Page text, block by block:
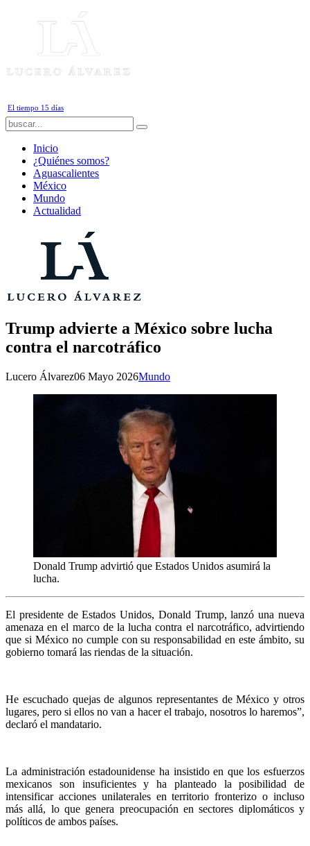
El tiempo 15 días
Inicio
¿Quiénes somos?
Aguascalientes
México
Mundo
Actualidad
Trump advierte a México sobre lucha
contra el narcotráfico
Lucero Álvarez06 Mayo 2026Mundo
Donald Trump advirtió que Estados Unidos asumirá la
lucha.
El presidente de Estados Unidos, Donald Trump, lanzó una nueva
amenaza en el marco de la lucha contra el narcotráfico, advirtiendo
que si México no cumple con su responsabilidad en este ámbito, su
gobierno tomará las riendas de la situación.
He escuchado quejas de algunos representantes de México y otros
lugares, pero si ellos no van a hacer el trabajo, nosotros lo haremos”,
declaró el mandatario.
La administración estadounidense ha insistido en que los esfuerzos
mexicanos son insuficientes y ha planteado la posibilidad de
intensificar acciones unilaterales en territorio fronterizo o incluso
más allá, lo que genera preocupación en sectores diplomáticos y
políticos de ambos países.